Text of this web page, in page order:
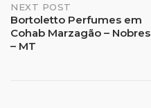
NEXT POST
Bortoletto Perfumes em
Cohab Marzagão – Nobres
– MT